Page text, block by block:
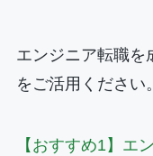
エンジニア転職を
をご活用ください。
【おすすめ1】エ